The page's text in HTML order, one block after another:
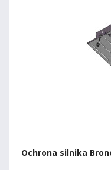
Ochrona silnika